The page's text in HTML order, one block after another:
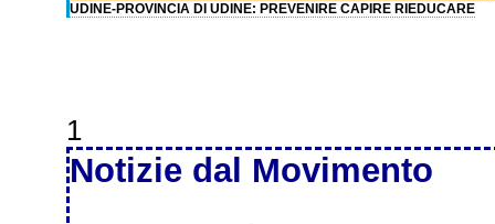
UDINE-PROVINCIA DI UDINE: PREVENIRE CAPIRE RIEDUCARE
1
Notizie dal Movimento